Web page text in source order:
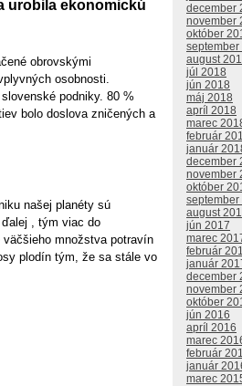
urobila ekonomickú
obrovskými
osobnosti.
podniky. 80 %
bolo doslova zničených a
našej planéty sú
, tým viac do
množstva potravín
plodín tým, že sa stále vo
december
november
október
september
august
júl 2018
jún 2018
máj 2018
apríl 2018
marec
február
január
december
november
október
september
august
jún 2017
marec
február
január
december
november
október
jún 2016
apríl 2016
marec
február
január
marec